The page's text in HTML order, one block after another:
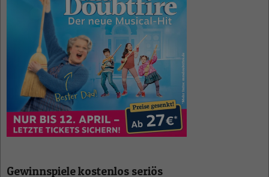
Gewinnspiele kostenlos seriös